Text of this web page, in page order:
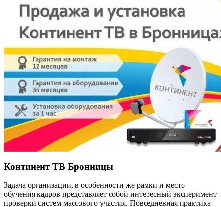
Континент ТВ Бронницы
Задача организации, в особенности же рамки и место
обучения кадров представляет собой интересный эксперимент
проверки систем массового участия. Повседневная практика